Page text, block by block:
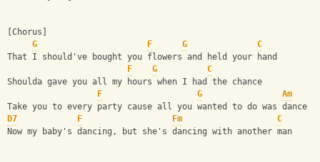
[Chorus]
G
F G
C
That I should've bought you flowers and held your hand
F
G
C
Shoulda gave you all my hours when I had the chance
F
G
Am
Take you to every party cause all you wanted to do was dance
D7
F Fm
C
Now my baby's dancing, but she's dancing with another man